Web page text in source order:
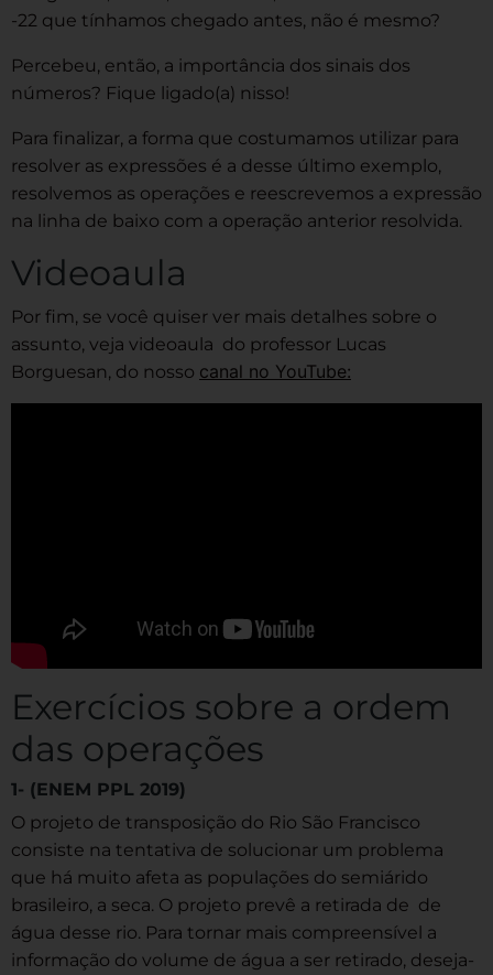
-22 que tínhamos chegado antes, não é mesmo?
Percebeu, então, a importância dos sinais dos
números? Fique ligado(a) nisso!
Para finalizar, a forma que costumamos utilizar para
resolver as expressões é a desse último exemplo,
resolvemos as operações e reescrevemos a expressão
na linha de baixo com a operação anterior resolvida.
Videoaula
Por fim, se você quiser ver mais detalhes sobre o
assunto, veja videoaula do professor Lucas
Borguesan, do nosso canal no YouTube:
Exercícios sobre a ordem
das operações
1- (ENEM PPL 2019)
O projeto de transposição do Rio São Francisco
consiste na tentativa de solucionar um problema
que há muito afeta as populações do semiárido
brasileiro, a seca. O projeto prevê a retirada de de
água desse rio. Para tornar mais compreensível a
informação do volume de água a ser retirado, deseja-